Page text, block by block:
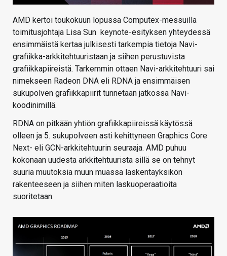
AMD kertoi toukokuun lopussa Computex-messuilla
toimitusjohtaja Lisa Sun keynote-esityksen yhteydessä
ensimmäistä kertaa julkisesti tarkempia tietoja Navi-
grafiikka-arkkitehtuuristaan ja siihen perustuvista
grafiikkapiireistä. Tarkemmin ottaen Navi-arkkitehtuuri sai
nimekseen Radeon DNA eli RDNA ja ensimmäisen
sukupolven grafiikkapiirit tunnetaan jatkossa Navi-
koodinimillä.
RDNA on pitkään yhtiön grafiikkapiireissä käytössä
olleen ja 5. sukupolveen asti kehittyneen Graphics Core
Next- eli GCN-arkkitehtuurin seuraaja. AMD puhuu
kokonaan uudesta arkkitehtuurista sillä se on tehnyt
suuria muutoksia muun muassa laskentayksikön
rakenteeseen ja siihen miten laskuoperaatioita
suoritetaan.